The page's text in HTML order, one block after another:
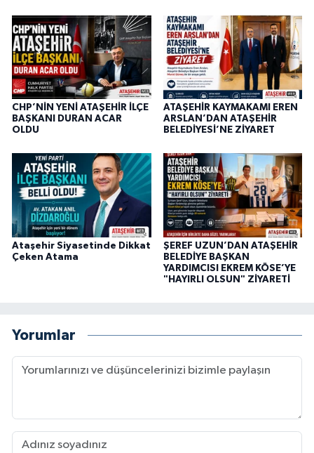
CHP’NİN YENİ ATAŞEHİR İLÇE
BAŞKANI DURAN ACAR
OLDU
ATAŞEHİR KAYMAKAMI EREN
ARSLAN’DAN ATAŞEHİR
BELEDİYESİ’NE ZİYARET
Ataşehir Siyasetinde Dikkat
Çeken Atama
ŞEREF UZUN’DAN ATAŞEHİR
BELEDİYE BAŞKAN
YARDIMCISI EKREM KÖSE’YE
"HAYIRLI OLSUN" ZİYARETİ
Yorumlar